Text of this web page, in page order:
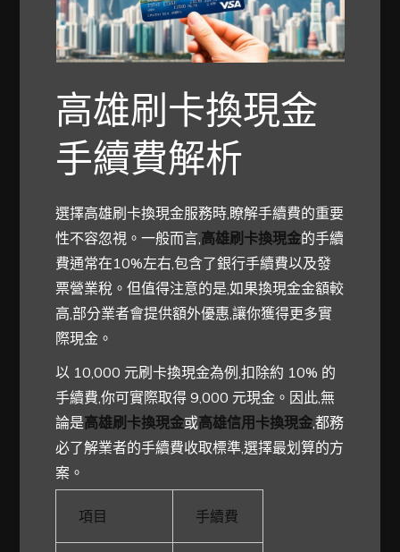
高雄刷卡換現金
手續費解析
選擇高雄刷卡換現金服務時,瞭解手續費的重要
性不容忽視。一般而言, 高雄刷卡換現金的手續
費通常在10%左右,包含了銀行手續費以及發
票營業稅。但值得注意的是,如果換現金金額較
高,部分業者會提供額外優惠,讓你獲得更多實
際現金。
以 10,000 元刷卡換現金為例,扣除約 10% 的
手續費,你可實際取得 9,000 元現金。因此,無
論是高雄刷卡換現金或高雄信用卡換現金,都務
必了解業者的手續費收取標準,選擇最划算的方
案。
項目 手續費